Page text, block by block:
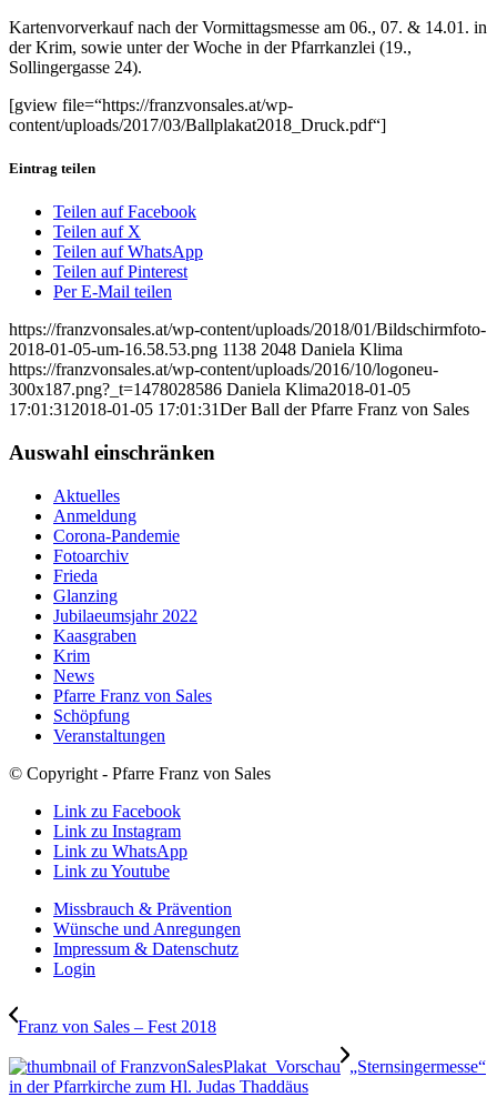
Kartenvorverkauf nach der Vormittagsmesse am 06., 07. & 14.01. in
der Krim, sowie unter der Woche in der Pfarrkanzlei (19.,
Sollingergasse 24).
[gview file=“https://franzvonsales.at/wp-
content/uploads/2017/03/Ballplakat2018_Druck.pdf“]
Eintrag teilen
Teilen auf Facebook
Teilen auf X
Teilen auf WhatsApp
Teilen auf Pinterest
Per E-Mail teilen
https://franzvonsales.at/wp-content/uploads/2018/01/Bildschirmfoto-
2018-01-05-um-16.58.53.png 1138 2048 Daniela Klima
https://franzvonsales.at/wp-content/uploads/2016/10/logoneu-
300x187.png?_t=1478028586 Daniela Klima2018-01-05
17:01:31 2018-01-05 17:01:31Der Ball der Pfarre Franz von Sales
Auswahl einschränken
Aktuelles
Anmeldung
Corona-Pandemie
Fotoarchiv
Frieda
Glanzing
Jubilaeumsjahr 2022
Kaasgraben
Krim
News
Pfarre Franz von Sales
Schöpfung
Veranstaltungen
© Copyright - Pfarre Franz von Sales
Link zu Facebook
Link zu Instagram
Link zu WhatsApp
Link zu Youtube
Missbrauch & Prävention
Wünsche und Anregungen
Impressum & Datenschutz
Login
Franz von Sales – Fest 2018
„Sternsingermesse“
in der Pfarrkirche zum Hl. Judas Thaddäus